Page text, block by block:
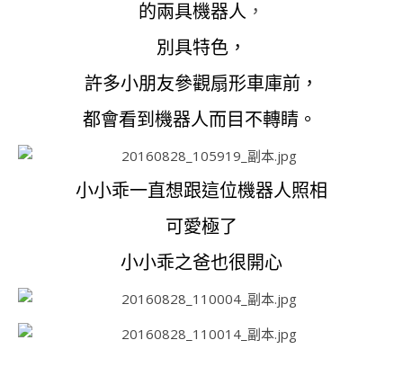
的兩具機器人 ，
別具特色，
許多小朋友參觀扇形車庫前，
都會看到機器人而目不轉睛。
小小乖一直想跟這位機器人照相
可愛極了
小小乖之爸也很開心